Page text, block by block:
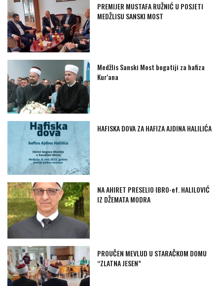
PREMIJER MUSTAFA RUŽNIĆ U POSJETI
MEDŽLISU SANSKI MOST
Medžlis Sanski Most bogatiji za hafiza
Kur'ana
HAFISKA DOVA ZA HAFIZA AJDINA HALILIĆA
NA AHIRET PRESELIO IBRO-ef. HALILOVIĆ
IZ DŽEMATA MODRA
PROUČEN MEVLUD U STARAČKOM DOMU
“ZLATNA JESEN”